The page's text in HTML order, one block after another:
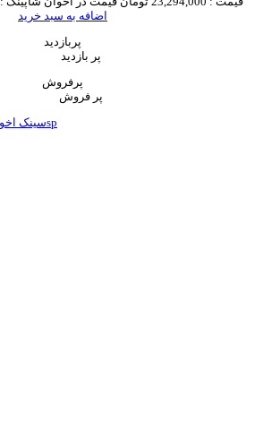
اضافه به سبد خرید
پربازدید
پر بازدید
پرفروش